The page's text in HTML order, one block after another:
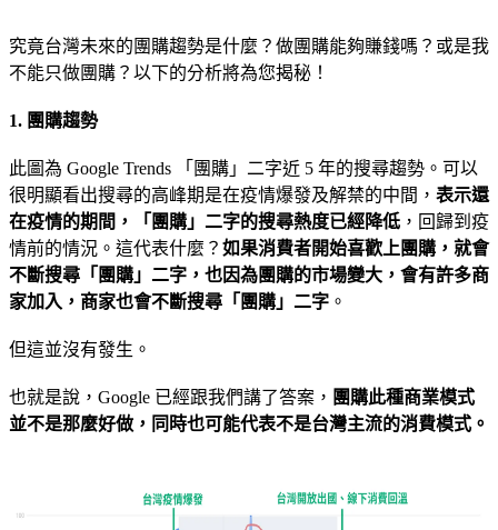
究竟台灣未來的團購趨勢是什麼？做團購能夠賺錢嗎？或是我
不能只做團購？以下的分析將為您揭秘！
1. 團購趨勢
此圖為 Google Trends 「團購」二字近 5 年的搜尋趨勢。可以
很明顯看出搜尋的高峰期是在疫情爆發及解禁的中間， 表示還
在疫情的期間，「團購」二字的搜尋熱度已經降低 ，回歸到疫
情前的情況。這代表什麼？ 如果消費者開始喜歡上團購，就會
不斷搜尋「團購」二字，也因為團購的市場變大，會有許多商
家加入，商家也會不斷搜尋「團購」二字 。
但這並沒有發生。
也就是說，Google 已經跟我們講了答案， 團購此種商業模式
並不是那麼好做，同時也可能代表不是台灣主流的消費模式。